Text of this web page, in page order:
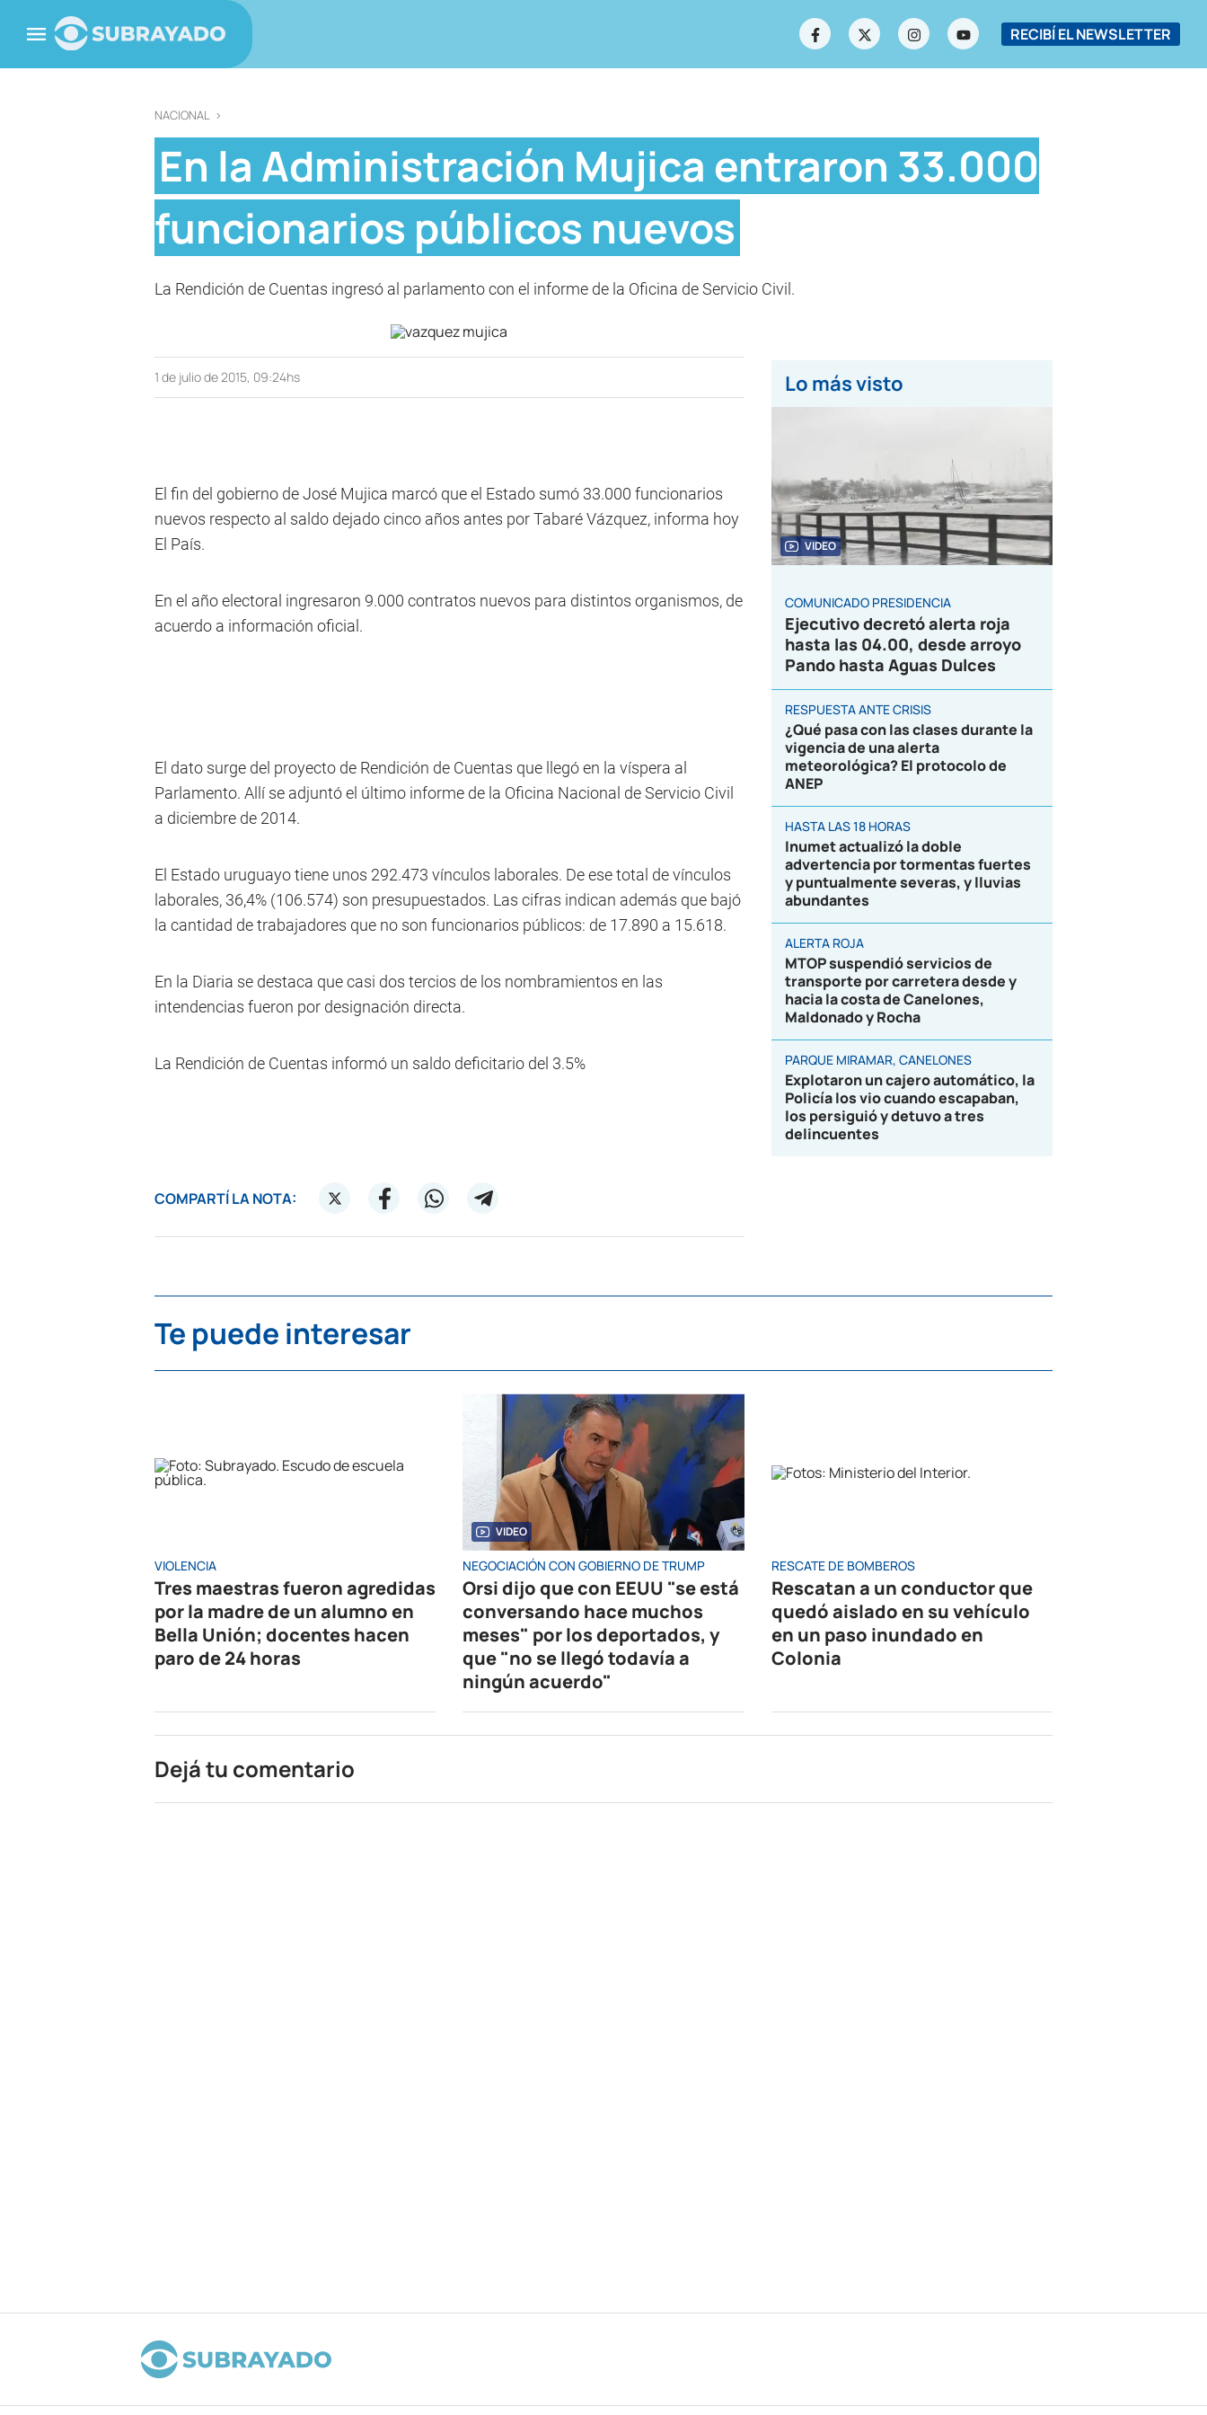
RECIBÍ EL NEWSLETTER
NACIONAL >
En la Administración Mujica entraron 33.000
funcionarios públicos nuevos
La Rendición de Cuentas ingresó al parlamento con el informe de la Oficina de Servicio Civil.
1 de julio de 2015, 09:24hs
El fin del gobierno de José Mujica marcó que el Estado sumó 33.000 funcionarios
nuevos respecto al saldo dejado cinco años antes por Tabaré Vázquez, informa hoy
El País.
En el año electoral ingresaron 9.000 contratos nuevos para distintos organismos, de
acuerdo a información oficial.
El dato surge del proyecto de Rendición de Cuentas que llegó en la víspera al
Parlamento. Allí se adjuntó el último informe de la Oficina Nacional de Servicio Civil
a diciembre de 2014.
El Estado uruguayo tiene unos 292.473 vínculos laborales. De ese total de vínculos
laborales, 36,4% (106.574) son presupuestados. Las cifras indican además que bajó
la cantidad de trabajadores que no son funcionarios públicos: de 17.890 a 15.618.
En la Diaria se destaca que casi dos tercios de los nombramientos en las
intendencias fueron por designación directa.
La Rendición de Cuentas informó un saldo deficitario del 3.5%
COMPARTÍ LA NOTA:
Lo más visto
VIDEO
COMUNICADO PRESIDENCIA
Ejecutivo decretó alerta roja
hasta las 04.00, desde arroyo
Pando hasta Aguas Dulces
RESPUESTA ANTE CRISIS
¿Qué pasa con las clases durante la
vigencia de una alerta
meteorológica? El protocolo de
ANEP
HASTA LAS 18 HORAS
Inumet actualizó la doble
advertencia por tormentas fuertes
y puntualmente severas, y lluvias
abundantes
ALERTA ROJA
MTOP suspendió servicios de
transporte por carretera desde y
hacia la costa de Canelones,
Maldonado y Rocha
PARQUE MIRAMAR, CANELONES
Explotaron un cajero automático, la
Policía los vio cuando escapaban,
los persiguió y detuvo a tres
delincuentes
Te puede interesar
VIOLENCIA
Tres maestras fueron agredidas
por la madre de un alumno en
Bella Unión; docentes hacen
paro de 24 horas
VIDEO
NEGOCIACIÓN CON GOBIERNO DE TRUMP
Orsi dijo que con EEUU "se está
conversando hace muchos
meses" por los deportados, y
que "no se llegó todavía a
ningún acuerdo"
RESCATE DE BOMBEROS
Rescatan a un conductor que
quedó aislado en su vehículo
en un paso inundado en
Colonia
Dejá tu comentario